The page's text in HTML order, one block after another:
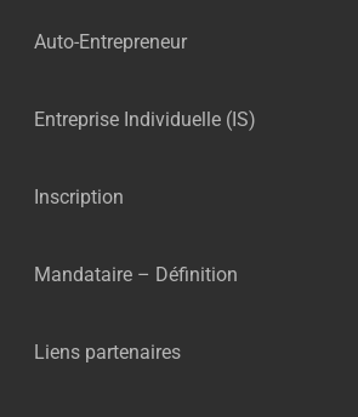
Auto-Entrepreneur
Entreprise Individuelle (IS)
Inscription
Mandataire – Définition
Liens partenaires